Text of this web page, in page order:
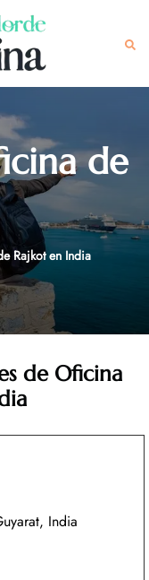
de
Rajkot en India
de Oficina
India